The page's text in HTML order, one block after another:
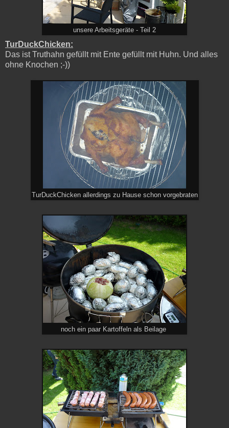
unsere Arbeitsgeräte - Teil 2
TurDuckChicken:
Das ist Truthahn gefüllt mit Ente gefüllt mit Huhn. Und alles
ohne Knochen ;-))
TurDuckChicken allerdings zu Hause schon vorgebraten
noch ein paar Kartoffeln als Beilage